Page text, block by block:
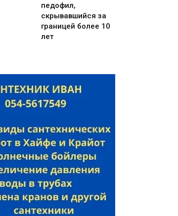
педофил,
скрывавшийся за
границей более 10
лет